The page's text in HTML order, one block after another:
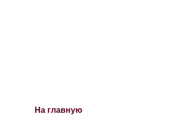
На главную